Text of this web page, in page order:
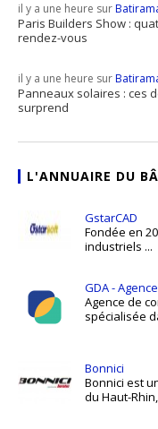
il y a une heure sur
Paris Builders Show :
rendez-vous
il y a une heure sur
Panneaux solaires : ces
surprend
L'ANNUAIRE DU
GstarCAD
Fondée en
industriels ...
GDA -
Agence de
spécialisée
Bonnici
Bonnici est
du Haut-